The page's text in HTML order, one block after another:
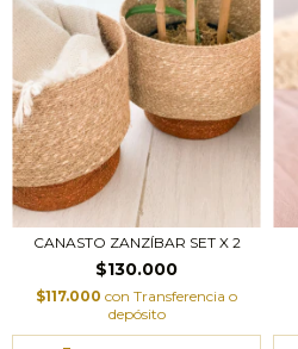
CANASTO ZANZÍBAR SET X 2
$130.000
$117.000 con Transferencia o
depósito